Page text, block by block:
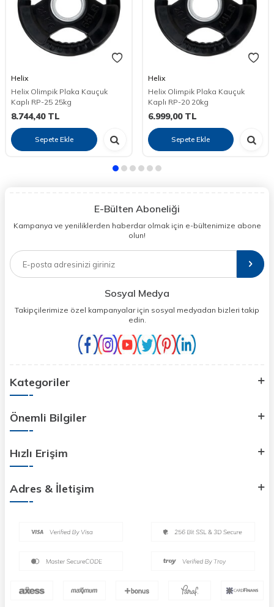
Helix
Helix Olimpik Plaka Kauçuk
Kaplı RP-25 25kg
8.744,40TL
Sepete Ekle
Helix
Helix Olimpik Plaka Kauçuk
Kaplı RP-20 20kg
6.999,00TL
Sepete Ekle
E-Bülten Aboneliği
Kampanya ve yeniliklerden haberdar olmak için e-bültenimize abone
olun!
Sosyal Medya
Takipçilerimize özel kampanyalar için sosyal medyadan bizleri takip
edin.
Kategoriler
Önemli Bilgiler
Hızlı Erişim
Adres & İletişim